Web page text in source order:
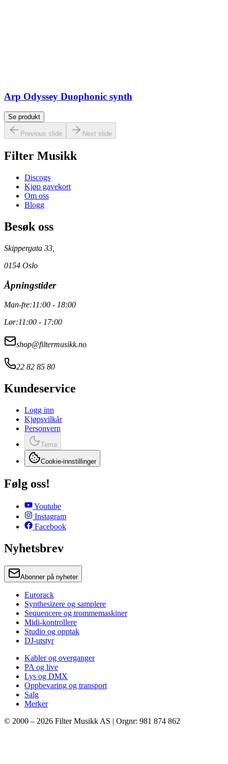
Arp Odyssey Duophonic synth
Se produkt
Previous slide Next slide
Filter Musikk
Discogs
Kjøp gavekort
Om oss
Blogg
Besøk oss
Skippergata 33,
0154 Oslo
Åpningstider
Man-fre:11:00 - 18:00
Lør:11:00 - 17:00
shop@filtermusikk.no
22 82 85 80
Kundeservice
Logg inn
Kjøpsvilkår
Personvern
Tema
Cookie-innstillinger
Følg oss!
Youtube
Instagram
Facebook
Nyhetsbrev
Abonner på nyheter
Eurorack
Synthesizere og samplere
Sequencere og trommemaskiner
Midi-kontrollere
Studio og opptak
DJ-utstyr
Kabler og overganger
PA og live
Lys og DMX
Oppbevaring og transport
Salg
Merker
© 2000 – 2026 Filter Musikk AS | Orgnr: 981 874 862